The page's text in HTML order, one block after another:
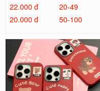
22.000 đ
20-49
20.000 đ
50-100